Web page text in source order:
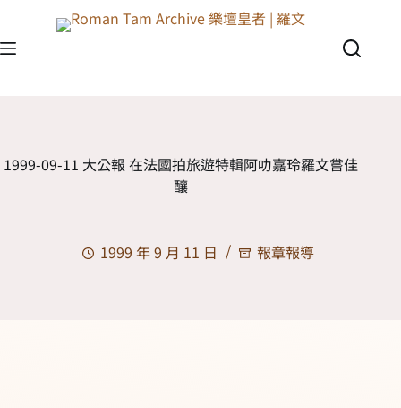
1999-09-11 大公報 在法國拍旅遊特輯阿叻嘉玲羅文嘗佳
釀
1999 年 9 月 11 日 報章報導